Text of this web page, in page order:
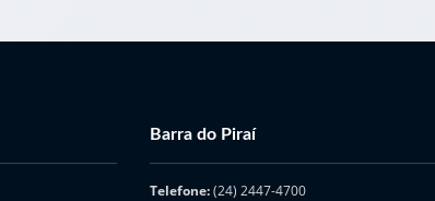
Barra do Piraí
Telefone:(24) 2447-4700